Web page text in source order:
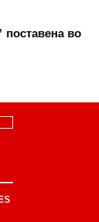
поставена во